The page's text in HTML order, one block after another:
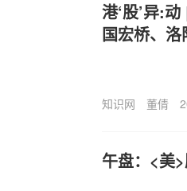
港‘股’异:
国宏桥、
知识网 董倩
午盘：<美